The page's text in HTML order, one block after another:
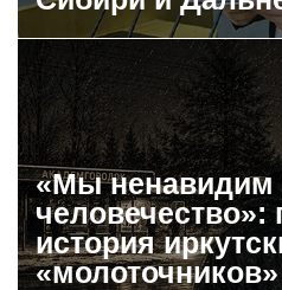
«Мы ненавидим
человечество»:
история
«молоточников»